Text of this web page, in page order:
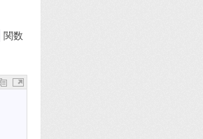
関数